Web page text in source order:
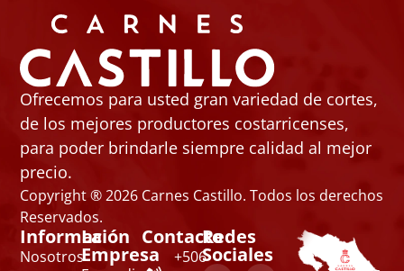
Ofrecemos para usted gran variedad de cortes,
de los mejores productores costarricenses,
para poder brindarle siempre calidad al mejor
precio.
Copyright ® 2026 Carnes Castillo. Todos los derechos
Reservados.
Información
Nosotros
La
Empresa
Contacto
+506
Redes
Sociales